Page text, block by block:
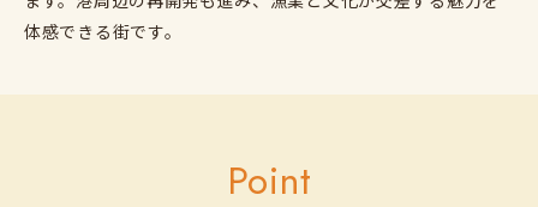
体感できる街です。
Point